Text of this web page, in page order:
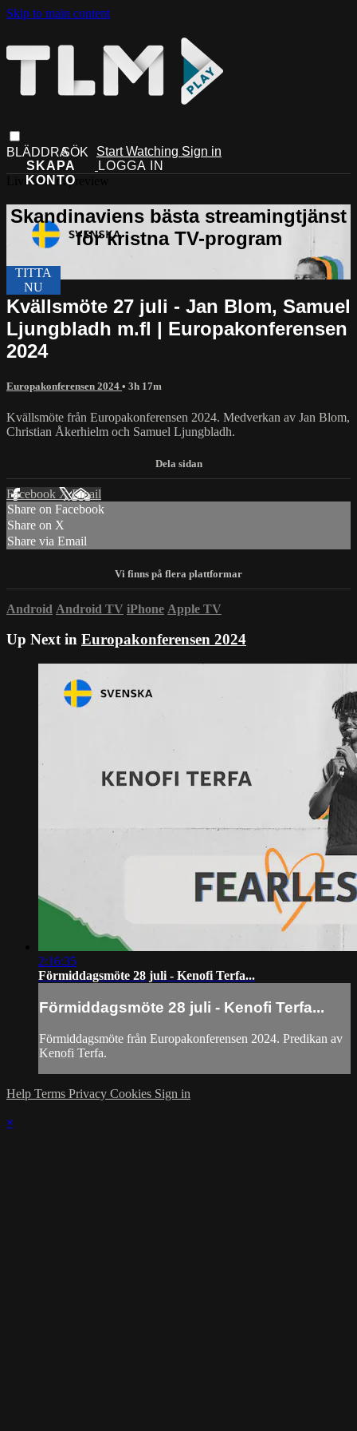
Skip to main content
Start Watching Sign in
Live stream preview
Kvällsmöte 27 juli - Jan Blom, Samuel
Ljungbladh m.fl | Europakonferensen
2024
Europakonferensen 2024 • 3h 17m
Kvällsmöte från Europakonferensen 2024. Medverkan av Jan Blom,
Christian Åkerhielm och Samuel Ljungbladh.
Facebook XEmail
Share on Facebook
Share on X
Share via Email
Android Android TV iPhone Apple TV
Up Next in Europakonferensen 2024
2:16:35
Förmiddagsmöte 28 juli - Kenofi Terfa...
Förmiddagsmöte 28 juli - Kenofi Terfa...
Förmiddagsmöte från Europakonferensen 2024. Predikan av
Kenofi Terfa.
Help Terms Privacy Cookies Sign in
×